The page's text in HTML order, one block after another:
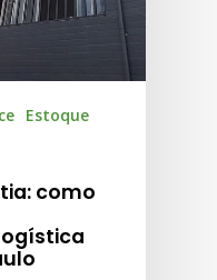
Estoque
como